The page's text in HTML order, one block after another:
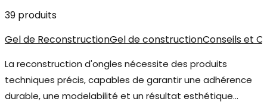
39 produits
Gel de ReconstructionGel de constructionConseils et
La reconstruction d'ongles nécessite des produits
techniques précis, capables de garantir une adhérence
durable, une modelabilité et un résultat esthétique